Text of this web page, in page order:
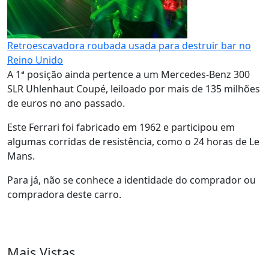
Retroescavadora roubada usada para destruir bar no
Reino Unido
A 1ª posição ainda pertence a um Mercedes-Benz 300
SLR Uhlenhaut Coupé, leiloado por mais de 135 milhões
de euros no ano passado.
Este Ferrari foi fabricado em 1962 e participou em
algumas corridas de resistência, como o 24 horas de Le
Mans.
Para já, não se conhece a identidade do comprador ou
compradora deste carro.